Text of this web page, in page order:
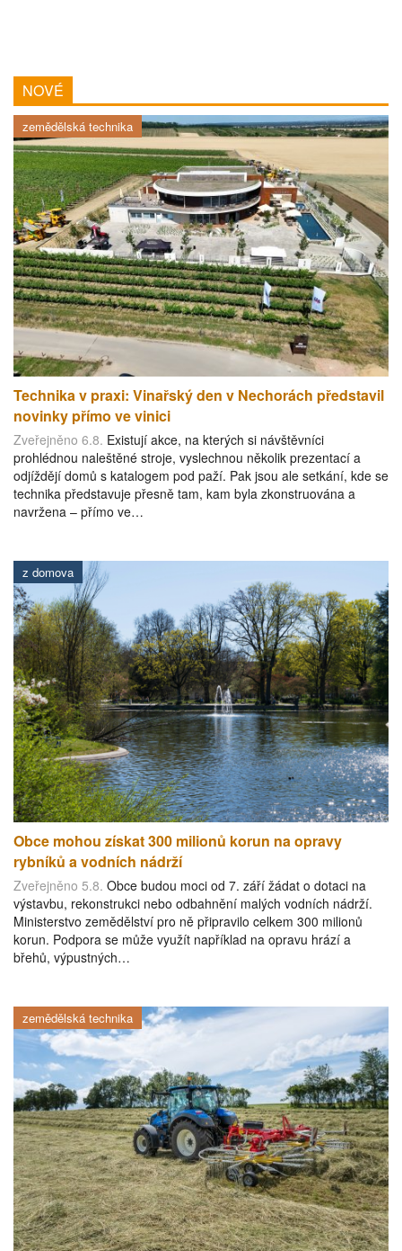
NOVÉ
zemědělská technika
Technika v praxi: Vinařský den v Nechorách představil
novinky přímo ve vinici
Zveřejněno 6.8. Existují akce, na kterých si návštěvníci
prohlédnou naleštěné stroje, vyslechnou několik prezentací a
odjíždějí domů s katalogem pod paží. Pak jsou ale setkání, kde se
technika představuje přesně tam, kam byla zkonstruována a
navržena – přímo ve…
z domova
Obce mohou získat 300 milionů korun na opravy
rybníků a vodních nádrží
Zveřejněno 5.8. Obce budou moci od 7. září žádat o dotaci na
výstavbu, rekonstrukci nebo odbahnění malých vodních nádrží.
Ministerstvo zemědělství pro ně připravilo celkem 300 milionů
korun. Podpora se může využít například na opravu hrází a
břehů, výpustných…
zemědělská technika